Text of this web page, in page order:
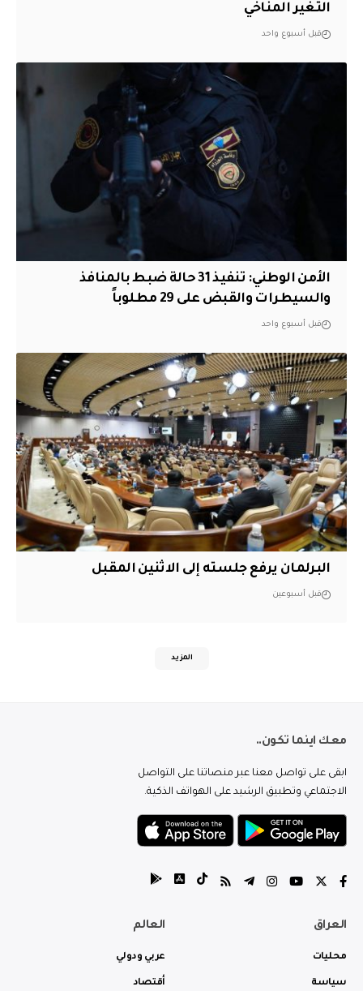
التغير المناخي
قبل أسبوع واحد
الأمن الوطني: تنفيذ 31 حالة ضبط بالمنافذ
والسيطرات والقبض على 29 مطلوباً
قبل أسبوع واحد
البرلمان يرفع جلسته إلى الاثنين المقبل
قبل أسبوعين
المزيد
معك اينما تكون..
ابقى على تواصل معنا عبر منصاتنا على التواصل
الاجتماعي وتطبيق الرشيد على الهواتف الذكية.
العراق
محليات
سياسة
العالم
عربي ودولي
أقتصاد